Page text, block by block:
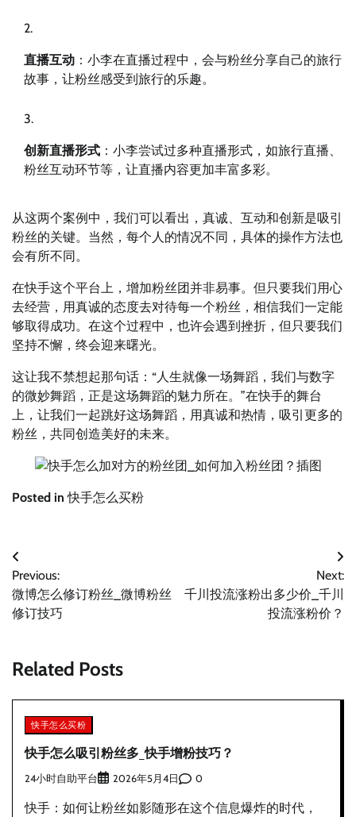
直播互动 ：小李在直播过程中，会与粉丝分享自己的旅行
故事，让粉丝感受到旅行的乐趣。
创新直播形式 ：小李尝试过多种直播形式，如旅行直播、
粉丝互动环节等，让直播内容更加丰富多彩。
从这两个案例中，我们可以看出，真诚、互动和创新是吸引
粉丝的关键。当然，每个人的情况不同，具体的操作方法也
会有所不同。
在快手这个平台上，增加粉丝团并非易事。但只要我们用心
去经营，用真诚的态度去对待每一个粉丝，相信我们一定能
够取得成功。在这个过程中，也许会遇到挫折，但只要我们
坚持不懈，终会迎来曙光。
这让我不禁想起那句话：“人生就像一场舞蹈，我们与数字
的微妙舞蹈，正是这场舞蹈的魅力所在。”在快手的舞台
上，让我们一起跳好这场舞蹈，用真诚和热情，吸引更多的
粉丝，共同创造美好的未来。
Posted in快手怎么买粉
文
章
导
Previous:
微博怎么修订粉丝_微博粉丝
修订技巧
Next:
千川投流涨粉出多少价_千川
投流涨粉价？
Related Posts
快手怎么买粉
快手怎么吸引粉丝多_快手增粉技巧？
24小时自助平台 2026年5月4日 0
快手：如何让粉丝如影随形在这个信息爆炸的时代，